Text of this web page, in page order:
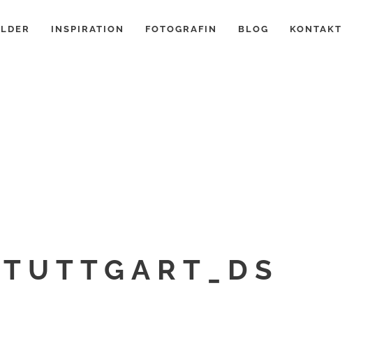
INSPIRATION FOTOGRAFIN BLOG KONTAKT